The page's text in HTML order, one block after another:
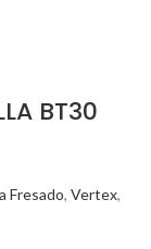
BT30
Fresado, Vertex,